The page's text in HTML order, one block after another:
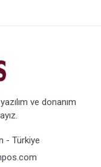
ve donanım
- Türkiye